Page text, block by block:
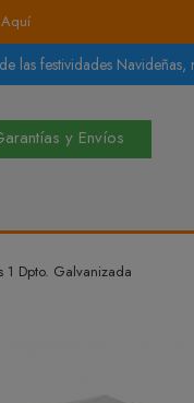
las festividades
y Envíos
1 Dpto. Galvanizada